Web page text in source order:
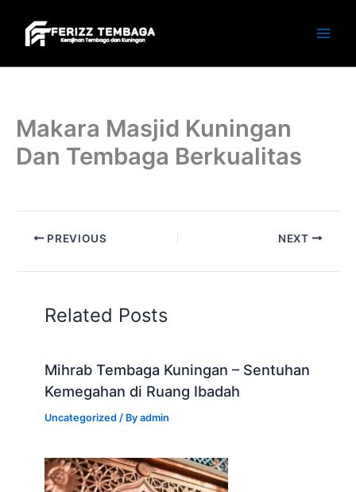
content
Makara Masjid Kuningan
Dan Tembaga Berkualitas
PREVIOUS NEXT
Related Posts
Mihrab Tembaga Kuningan – Sentuhan
Kemegahan di Ruang Ibadah
Uncategorized / Byadmin